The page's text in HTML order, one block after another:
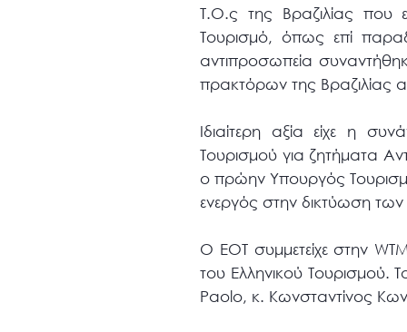
Τ.Ο.ς της Βραζιλίας που
Τουρισμό, όπως επί
αντιπροσωπεία
πρακτόρων της Βραζιλίας
Ιδιαίτερη αξία είχε η
Τουρισμού για ζητήματα
ο πρώην Υπουργός
ενεργός στην δικτύωση
Ο ΕΟΤ συμμετείχε στην
του Ελληνικού Τουρισμού.
Paolo, κ. Κωνσταντίνος